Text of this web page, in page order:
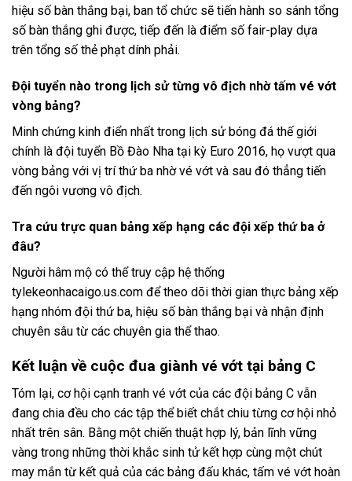
hiệu số bàn thắng bại, ban tổ chức sẽ tiến hành so sánh tổng
số bàn thắng ghi được, tiếp đến là điểm số fair-play dựa
trên tổng số thẻ phạt dính phải.
Đội tuyển nào trong lịch sử từng vô địch nhờ tấm vé vớt
vòng bảng?
Minh chứng kinh điển nhất trong lịch sử bóng đá thế giới
chính là đội tuyển Bồ Đào Nha tại kỳ Euro 2016, họ vượt qua
vòng bảng với vị trí thứ ba nhờ vé vớt và sau đó thẳng tiến
đến ngôi vương vô địch.
Tra cứu trực quan bảng xếp hạng các đội xếp thứ ba ở
đâu?
Người hâm mộ có thể truy cập hệ thống
tylekeonhacaigo.us.com để theo dõi thời gian thực bảng xếp
hạng nhóm đội thứ ba, hiệu số bàn thắng bại và nhận định
chuyên sâu từ các chuyên gia thể thao.
Kết luận về cuộc đua giành vé vớt tại bảng C
Tóm lại, cơ hội cạnh tranh vé vớt của các đội bảng C vẫn
đang chia đều cho các tập thể biết chắt chiu từng cơ hội nhỏ
nhất trên sân. Bằng một chiến thuật hợp lý, bản lĩnh vững
vàng trong những thời khắc sinh tử kết hợp cùng một chút
may mắn từ kết quả của các bảng đấu khác, tấm vé vớt hoàn